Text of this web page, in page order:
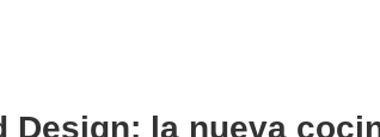
Design: la nueva
cristobal-